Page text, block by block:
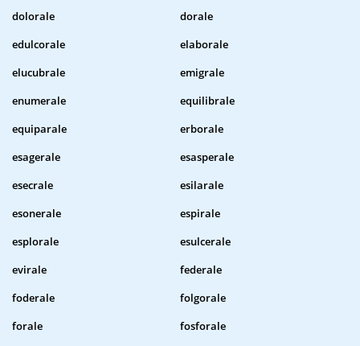
dolorale
dorale
edulcorale
elaborale
elucubrale
emigrale
enumerale
equilibrale
equiparale
erborale
esagerale
esasperale
esecrale
esilarale
esonerale
espirale
esplorale
esulcerale
evirale
federale
foderale
folgorale
forale
fosforale